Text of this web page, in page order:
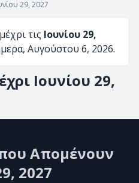
29, 2027
μέχρι τις Ιουνίου 29,
Αυγούστου 6, 2026.
Ιουνίου 29,
Απομένουν
2027